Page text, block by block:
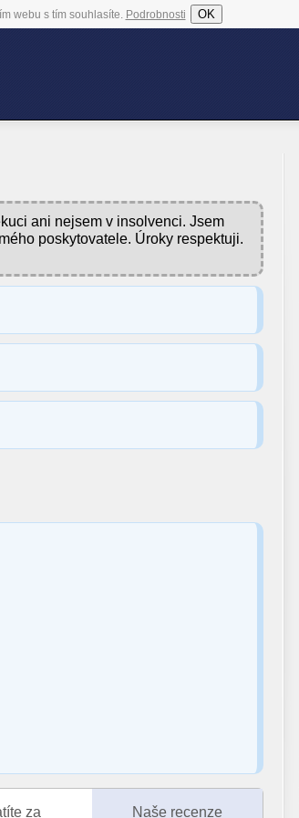
webu s tím souhlasíte. Podrobnosti OK
ani nejsem v insolvenci. Jsem
poskytovatele. Úroky respektuji.
za Naše recenze